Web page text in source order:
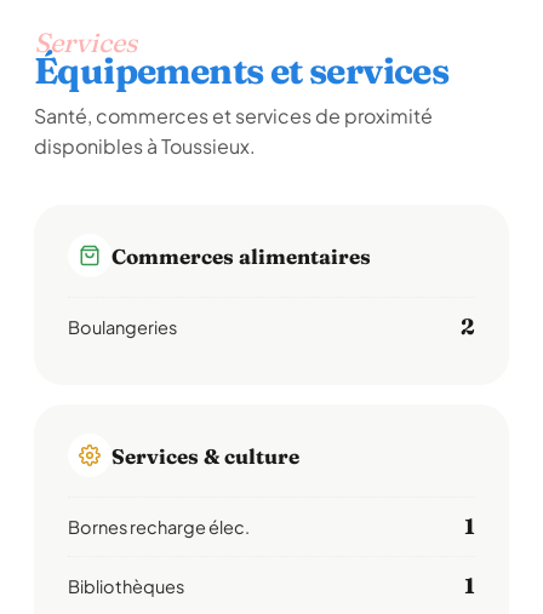
Services
Équipements et services
Santé, commerces et services de proximité
disponibles à Toussieux.
Commerces alimentaires
Boulangeries 2
Services & culture
Bornes recharge élec. 1
Bibliothèques 1